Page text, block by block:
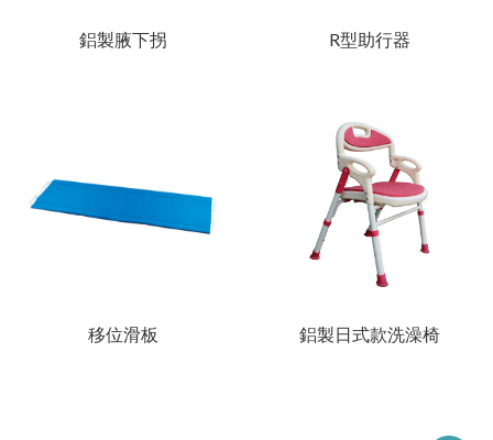
鋁製腋下拐 R型助行器
移位滑板 鋁製日式款洗澡椅